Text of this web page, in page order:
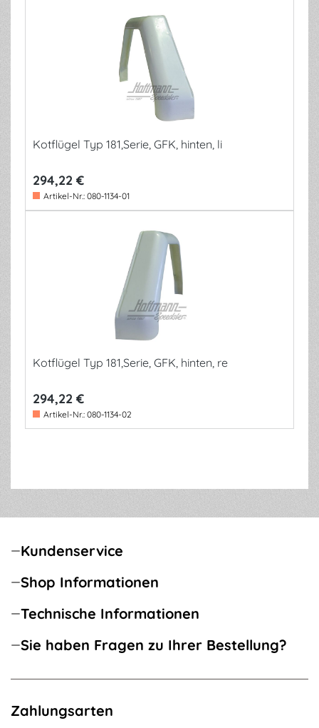
Kotflügel Typ 181,Serie, GFK, hinten, li
294,22 €
Artikel-Nr.: 080-1134-01
Kotflügel Typ 181,Serie, GFK, hinten, re
294,22 €
Artikel-Nr.: 080-1134-02
Kundenservice
Shop Informationen
Technische Informationen
Sie haben Fragen zu Ihrer Bestellung?
Zahlungsarten